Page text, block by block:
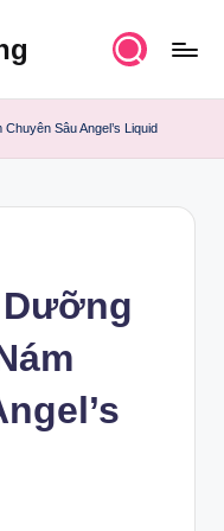
Sâu Angel’s Liquid
Dưỡng